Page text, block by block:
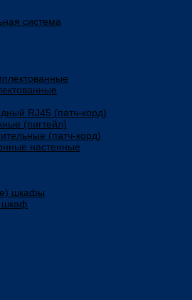
система
RJ45 (патч-корд)
(пигтейл)
(патч-корд)
настенные
шкафы
шкаф